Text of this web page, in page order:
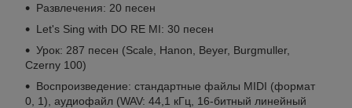
Развлечения: 20 песен
Let's Sing with DO RE MI: 30 песен
Урок: 287 песен (Scale, Hanon, Beyer, Burgmuller,
Czerny 100)
Воспроизведение: стандартные файлы MIDI (формат
0, 1), аудиофайл (WAV: 44,1 кГц, 16-битный линейный